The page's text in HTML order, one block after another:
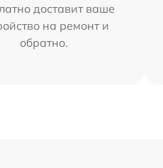
доставит ваше
на ремонт и
обратно.